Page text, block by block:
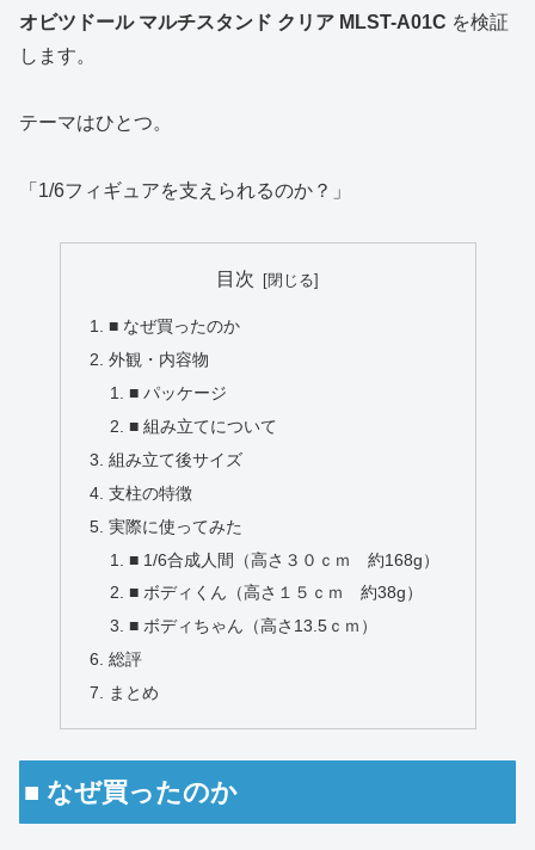
オビツドール マルチスタンド クリア MLST-A01C を検証
します。
テーマはひとつ。
「1/6フィギュアを支えられるのか？」
目次
■ なぜ買ったのか
外観・内容物
■ パッケージ
■ 組み立てについて
組み立て後サイズ
支柱の特徴
実際に使ってみた
■ 1/6合成人間（高さ３０ｃｍ 約168g）
■ ボディくん（高さ１５ｃｍ 約38g）
■ ボディちゃん（高さ13.5ｃｍ）
総評
まとめ
■ なぜ買ったのか